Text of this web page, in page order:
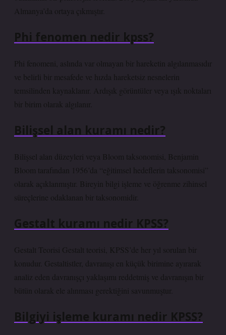
Almanya’da ortaya çıkmıştır.
Phi fenomen nedir kpss?
Phi fenomeni, aslında var olmayan bir hareketin algılanmasıdır
ve belirli bir mesafede ve hızda hareketsiz nesnelerin
temsilinden kaynaklanır. Ardışık görüntüler veya ışık noktaları
bir birim olarak algılanır.
Bilişsel alan kuramı nedir?
Bilişsel alan düzeyleri veya Bloom taksonomisi, Benjamin
Bloom tarafından 1956’da “eğitimsel hedeflerin taksonomisi”
olarak açıklanmıştır. Bireyin bilgi işleme ve öğrenme zihinsel
süreçlerine odaklanan bir taksonomidir.
Gestalt kuramı nedir KPSS?
Gestalt Teorisi Gestalt teorisi, KPSS’de her yıl sorulan bir
konudur. Gestaltistler, davranışı en küçük birimine ayırarak
analiz eden davranışçı yaklaşımı reddetmiş ve davranışın bir
bütün olarak ele alınması gerektiğini savunmuştur.
Bilgiyi işleme kuramı nedir KPSS?